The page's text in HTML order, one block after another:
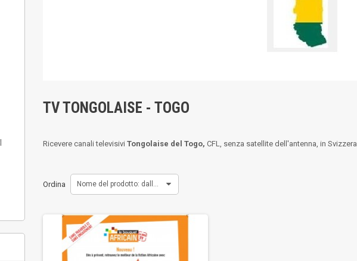
TV TONGOLAISE - TOGO
Ricevere canali televisivi Tongolaise del Togo, CFL, senza satellite dell'antenna, in Svizzera
Ordina Nome del prodotto: dalla A alla Z